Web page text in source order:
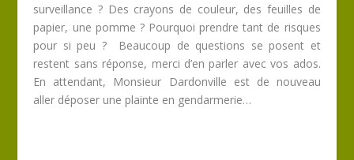
surveillance ? Des crayons de couleur, des feuilles de
papier, une pomme ? Pourquoi prendre tant de risques
pour si peu ? Beaucoup de questions se posent et
restent sans réponse, merci d’en parler avec vos ados.
En attendant, Monsieur Dardonville est de nouveau
aller déposer une plainte en gendarmerie…